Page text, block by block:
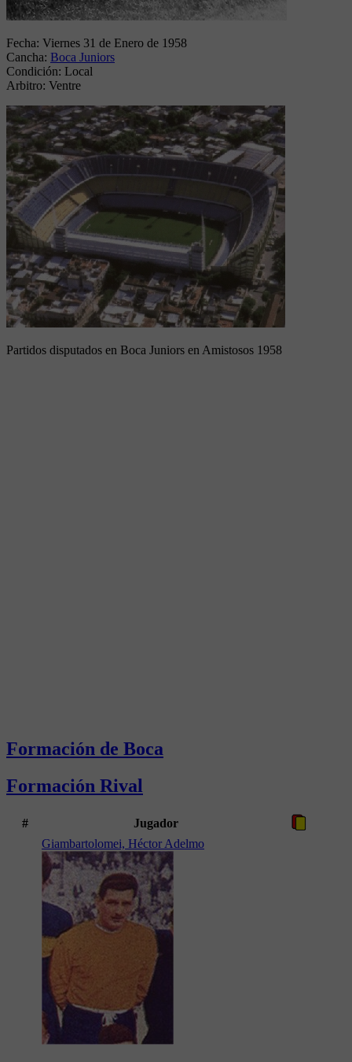
Fecha: Viernes 31 de Enero de 1958
Cancha: Boca Juniors
Condición: Local
Arbitro: Ventre
Partidos disputados en Boca Juniors en Amistosos 1958
Formación de Boca
Formación Rival
#
Jugador
Giambartolomei, Héctor Adelmo